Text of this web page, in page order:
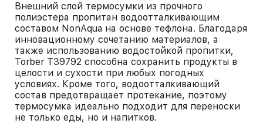
Внешний слой термосумки из прочного
полиэстера пропитан водоотталкивающим
составом NonAqua на основе тефлона. Благодаря
инновационному сочетанию материалов, а
также использованию водостойкой пропитки,
Torber T39792 способна сохранить продукты в
целости и сухости при любых погодных
условиях. Кроме того, водоотталкивающий
состав предотвращает протекание, поэтому
термосумка идеально подходит для переноски
не только еды, но и напитков.